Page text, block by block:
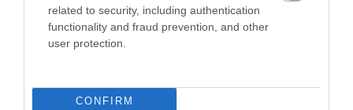
related to security, including authentication
functionality and fraud prevention, and other
user protection.
CONFIRM